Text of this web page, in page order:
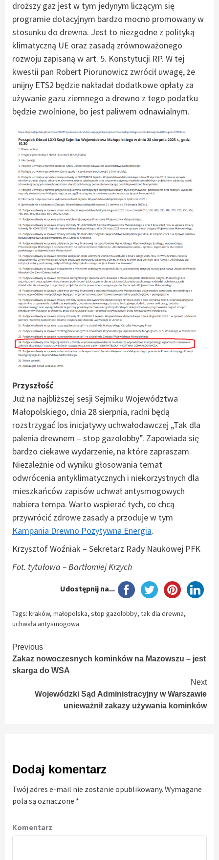
droższy gaz jest w tym jedynym liczącym się
programie dotacyjnym bardzo mocno promowany w
stosunku do drewna. Jest to niezgodne z polityką
klimatyczną UE oraz zasadą zrównoważonego
rozwoju zapisaną w art. 5. Konstytucji RP. W tej
kwestii pan Robert Piorunowicz zwrócił uwagę, że
unijny ETS2 będzie nakładał dodatkowe opłaty za
używanie gazu ziemnego a drewno z tego podatku
będzie zwolnione, bo jest paliwem odnawialnym.
Przyszłość
Już na najbliższej sesji Sejmiku Województwa
Małopolskiego, dnia 28 sierpnia, radni będą
rozstrzygać los inicjatywy uchwałodawczej „Tak dla
palenia drewnem – stop gazolobby”. Zapowiada się
bardzo ciekawe wydarzenie, na które zapraszam.
Niezależnie od wyniku głosowania temat
odwrócenia antyklimatycznych i niekorzystnych dla
mieszkańców zapisów uchwał antysmogowych
nabiera tempa. Warto wspierać tych, co chcą
przywrócić zdrowe zasady a przoduje w tym
Kampania Drewno Pozytywna Energia.
Krzysztof Woźniak – Sekretarz Rady Naukowej PFK
Fot. tytułowa – Bartłomiej Krzych
Udostępnij na...
Tags: kraków, małopolska, stop gazolobby, tak dla drewna,
uchwała antysmogowa
Continue
Reading
Previous
Zakaz nowoczesnych kominków na Mazowszu – jest
skarga do WSA
Next
Wojewódzki Sąd Administracyjny w Warszawie
unieważnił zakazy używania kominków
Dodaj komentarz
Twój adres e-mail nie zostanie opublikowany. Wymagane
pola są oznaczone *
Komentarz